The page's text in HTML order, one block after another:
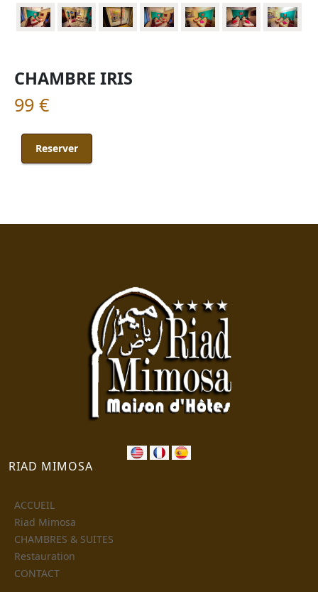
CHAMBRE IRIS
99 €
Reserver
RIAD MIMOSA
ACCUEIL
Riad Mimosa
CHAMBRES & SUITES
Restauration
CONTACT